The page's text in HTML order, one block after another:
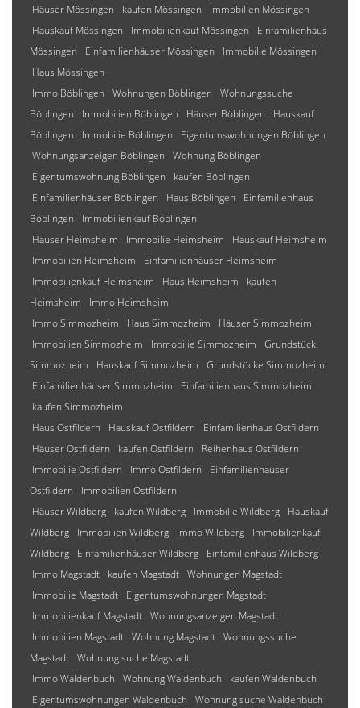
Häuser Mössingen
kaufen Mössingen
Immobilien Mössingen
Hauskauf Mössingen
Immobilienkauf Mössingen
Einfamilienhaus
Mössingen
Einfamilienhäuser Mössingen
Immobilie Mössingen
Haus Mössingen
Immo Böblingen
Wohnungen Böblingen
Wohnungssuche
Böblingen
Immobilien Böblingen Häuser Böblingen
Hauskauf
Böblingen
Immobilie Böblingen
Eigentumswohnungen Böblingen
Wohnungsanzeigen Böblingen
Wohnung Böblingen
Eigentumswohnung Böblingen
kaufen Böblingen
Einfamilienhäuser Böblingen
Haus Böblingen
Einfamilienhaus
Böblingen
Immobilienkauf Böblingen
Häuser Heimsheim
Immobilie Heimsheim
Hauskauf Heimsheim
Immobilien Heimsheim
Einfamilienhäuser Heimsheim
Immobilienkauf Heimsheim
Haus Heimsheim
kaufen
Heimsheim
Immo Heimsheim
Immo Simmozheim
Haus Simmozheim
Häuser Simmozheim
Immobilien Simmozheim
Immobilie Simmozheim
Grundstück
Simmozheim
Hauskauf Simmozheim
Grundstücke Simmozheim
Einfamilienhäuser Simmozheim
Einfamilienhaus Simmozheim
kaufen Simmozheim
Haus Ostfildern
Hauskauf Ostfildern
Einfamilienhaus Ostfildern
Häuser Ostfildern
kaufen Ostfildern
Reihenhaus Ostfildern
Immobilie Ostfildern
Immo Ostfildern
Einfamilienhäuser
Ostfildern
Immobilien Ostfildern
Häuser Wildberg
kaufen Wildberg Immobilie Wildberg
Hauskauf
Wildberg
Immobilien Wildberg Immo Wildberg
Immobilienkauf
Wildberg
Einfamilienhäuser Wildberg
Einfamilienhaus Wildberg
Immo Magstadt
kaufen Magstadt Wohnungen Magstadt
Immobilie Magstadt
Eigentumswohnungen Magstadt
Immobilienkauf Magstadt Wohnungsanzeigen Magstadt
Immobilien Magstadt Wohnung Magstadt Wohnungssuche
Magstadt Wohnung suche Magstadt
Immo Waldenbuch
Wohnung Waldenbuch
kaufen Waldenbuch
Eigentumswohnungen Waldenbuch
Wohnung suche Waldenbuch